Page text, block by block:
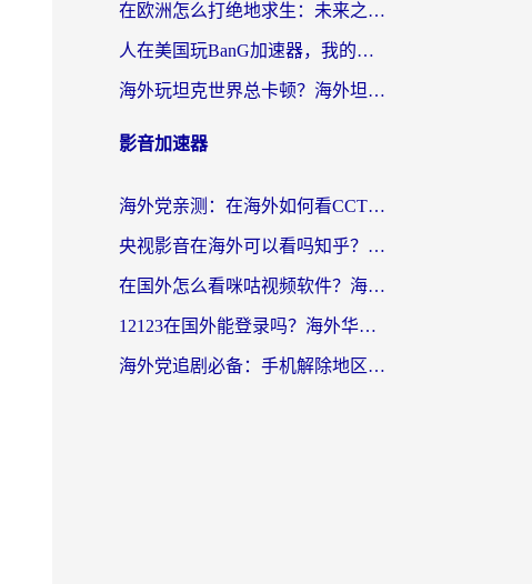
在欧洲怎么打绝地求生：未来之役不卡？留学生亲测的加速器避坑指南
人在美国玩BanG加速器，我的延迟终于绿了
海外玩坦克世界总卡顿？海外坦克世界加速器有哪些？实测好用的选择在这里
影音加速器
海外党亲测：在海外如何看CCTV？告别“仅限大陆播放”的实用指南
央视影音在海外可以看吗知乎？留学生亲测：3步解决地域限制+追剧自由
在国外怎么看咪咕视频软件？海外党亲测有效的回国加速方案
12123在国外能登录吗？海外华人必看的回国加速实用指南
海外党追剧必备：手机解除地区限制app怎么选？解决央视视频&国内剧地区限制全指南